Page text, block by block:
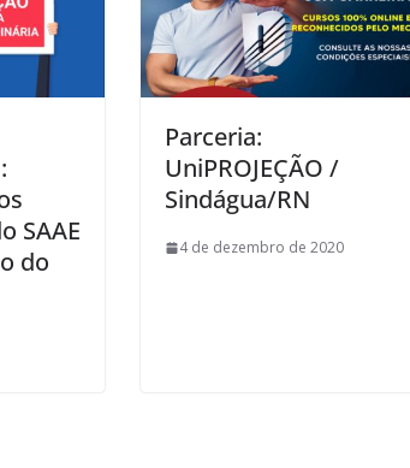
SAAE
do
Parceria:
UniPROJEÇÃO /
Sindágua/RN
4 de dezembro de 2020